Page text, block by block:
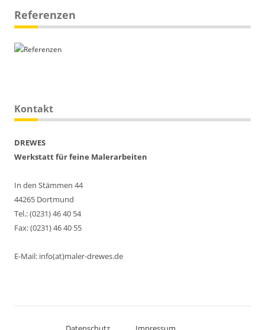
Referenzen
Kontakt
DREWES
Werkstatt für feine Malerarbeiten
In den Stämmen 44
44265 Dortmund
Tel.: (0231) 46 40 54
Fax: (0231) 46 40 55
E-Mail: info(at)maler-drewes.de